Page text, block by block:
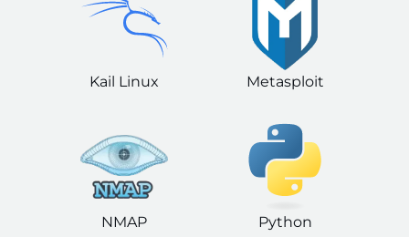
Kail Linux Metasploit
NMAP Python